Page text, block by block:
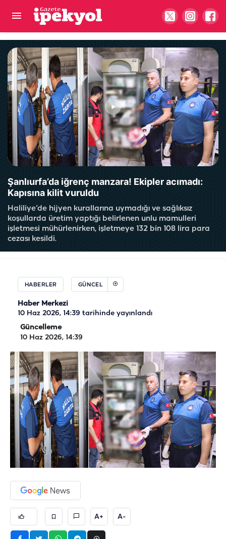
Şanlıurfa’da iğrenç manzara! Ekipler acımadı:
Kapısına kilit vuruldu
Haliliye’de hijyen kurallarına uymadığı ve sağlıksız
koşullarda üretim yaptığı belirlenen unlu mamulleri
işletmesi mühürlenirken, işletmeye 132 bin 108 lira para
cezası kesildi.
HABERLER GÜNCEL
Haber Merkezi
10 Haz 2026, 14:39 tarihinde yayınlandı
Güncelleme
10 Haz 2026, 14:39
A+ A-
Eyyübiye’de 5 farklı noktada ücretsiz YKS tercih
desteği